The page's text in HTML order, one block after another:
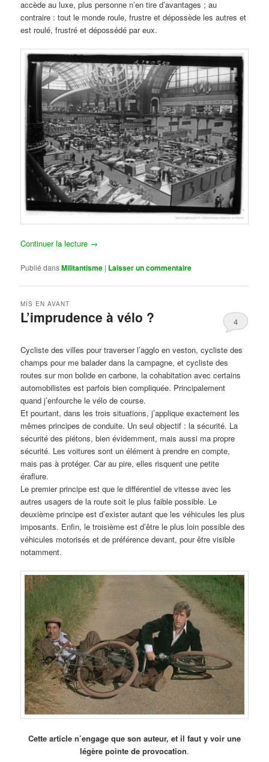
accède au luxe, plus personne n’en tire d’avantages ; au
contraire : tout le monde roule, frustre et dépossède les autres et
est roulé, frustré et dépossédé par eux.
Continuer la lecture →
Publié dansMilitantisme | Laisser un commentaire
L’imprudence à vélo ?
MIS EN AVANT
4
Cycliste des villes pour traverser l’agglo en veston, cycliste des
champs pour me balader dans la campagne, et cycliste des
routes sur mon bolide en carbone, la cohabitation avec certains
automobilistes est parfois bien compliquée. Principalement
quand j’enfourche le vélo de course.
Et pourtant, dans les trois situations, j’applique exactement les
mêmes principes de conduite. Un seul objectif : la sécurité. La
sécurité des piétons, bien évidemment, mais aussi ma propre
sécurité. Les voitures sont un élément à prendre en compte,
mais pas à protéger. Car au pire, elles risquent une petite
éraflure.
Le premier principe est que le différentiel de vitesse avec les
autres usagers de la route soit le plus faible possible. Le
deuxième principe est d’exister autant que les véhicules les plus
imposants. Enfin, le troisième est d’être le plus loin possible des
véhicules motorisés et de préférence devant, pour être visible
notamment.
Cette article n’engage que son auteur, et il faut y voir une
légère pointe de provocation.